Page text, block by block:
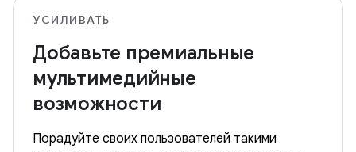
УСИЛИВАТЬ
Добавьте премиальные
мультимедийные
возможности
Порадуйте своих пользователей такими